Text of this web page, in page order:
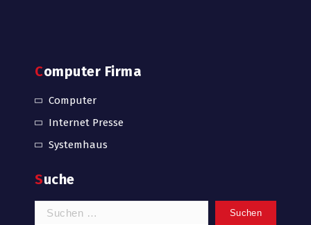
Computer Firma
Computer
Internet Presse
Systemhaus
Suche
Suchen